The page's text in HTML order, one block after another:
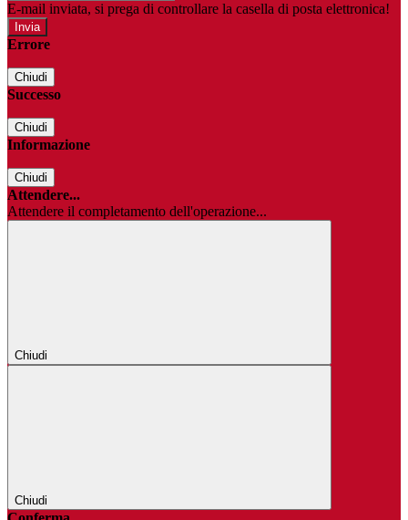
E-mail inviata, si prega di controllare la casella di posta elettronica!
Errore
Chiudi
Successo
Chiudi
Informazione
Chiudi
Attendere...
Attendere il completamento dell'operazione...
Chiudi
Chiudi